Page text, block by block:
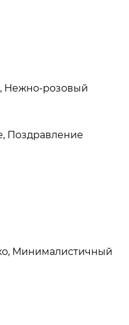
Нежно-розовый
Поздравление
Минималистичный